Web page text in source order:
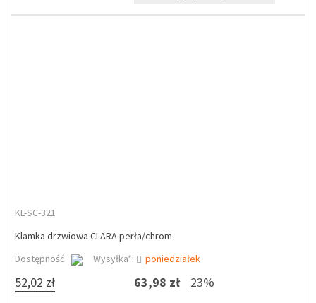
KL-SC-321
Klamka drzwiowa CLARA perła/chrom
Dostępność
Wysyłka*: poniedziałek
52,02 zł 63,98 zł 23%